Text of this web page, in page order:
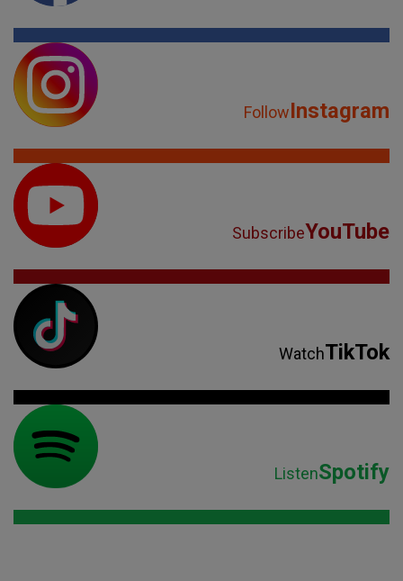
FollowInstagram
SubscribeYouTube
WatchTikTok
ListenSpotify